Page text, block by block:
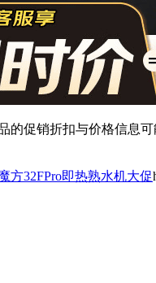
促销折扣与价格信息
方32FPro即热熟水机大促